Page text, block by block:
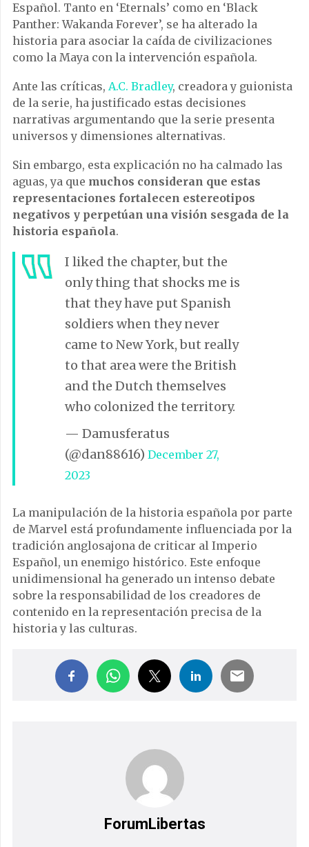
Español. Tanto en ‘Eternals’ como en ‘Black
Panther: Wakanda Forever’, se ha alterado la
historia para asociar la caída de civilizaciones
como la Maya con la intervención española.
Ante las críticas, A.C. Bradley, creadora y guionista
de la serie, ha justificado estas decisiones
narrativas argumentando que la serie presenta
universos y dimensiones alternativas.
Sin embargo, esta explicación no ha calmado las
aguas, ya que muchos consideran que estas
representaciones fortalecen estereotipos
negativos y perpetúan una visión sesgada de la
historia española.
I liked the chapter, but the
only thing that shocks me is
that they have put Spanish
soldiers when they never
came to New York, but really
to that area were the British
and the Dutch themselves
who colonized the territory.
— Damusferatus
(@dan88616) December 27,
2023
La manipulación de la historia española por parte
de Marvel está profundamente influenciada por la
tradición anglosajona de criticar al Imperio
Español, un enemigo histórico. Este enfoque
unidimensional ha generado un intenso debate
sobre la responsabilidad de los creadores de
contenido en la representación precisa de la
historia y las culturas.
ForumLibertas